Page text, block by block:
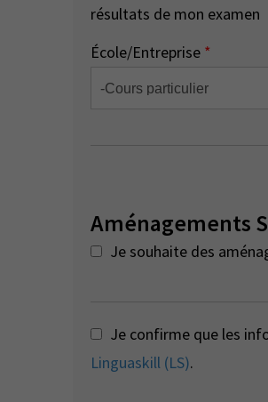
résultats de mon examen
École/Entreprise *
Aménagements
Je souhaite des
Je confirme que les
Linguaskill (LS).